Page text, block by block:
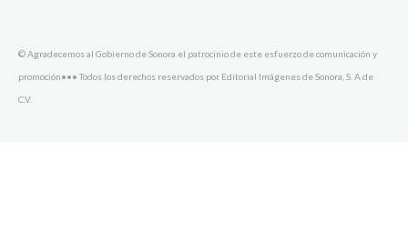
© Agradecemos al Gobierno de Sonora el patrocinio de este esfuerzo de comunicación y
promoción••• Todos los derechos reservados por Editorial Imágenes de Sonora, S. A de
C.V.